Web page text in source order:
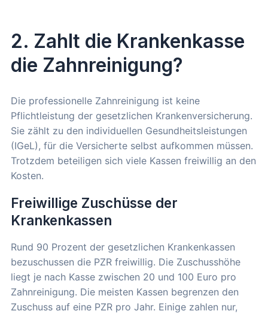
2. Zahlt die Krankenkasse
die Zahnreinigung?
Die professionelle Zahnreinigung ist keine
Pflichtleistung der gesetzlichen Krankenversicherung.
Sie zählt zu den individuellen Gesundheitsleistungen
(IGeL), für die Versicherte selbst aufkommen müssen.
Trotzdem beteiligen sich viele Kassen freiwillig an den
Kosten.
Freiwillige Zuschüsse der
Krankenkassen
Rund 90 Prozent der gesetzlichen Krankenkassen
bezuschussen die PZR freiwillig. Die Zuschusshöhe
liegt je nach Kasse zwischen 20 und 100 Euro pro
Zahnreinigung. Die meisten Kassen begrenzen den
Zuschuss auf eine PZR pro Jahr. Einige zahlen nur,